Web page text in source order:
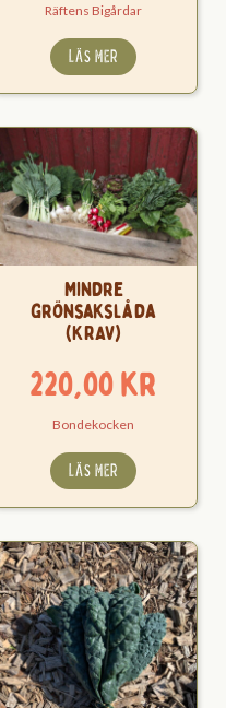
Räftens Bigårdar
LÄS MER
Mindre
grönsakslåda
(KRAV)
220,00kr
Bondekocken
LÄS MER